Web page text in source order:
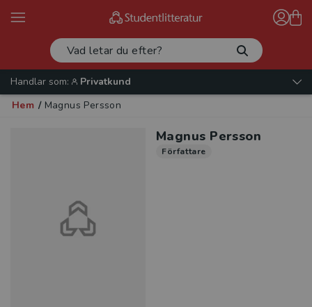
Handlar som:
Privatkund
Hem / Magnus Persson
Magnus Persson
Författare